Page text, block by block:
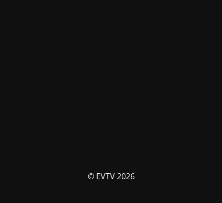
© EVTV 2026